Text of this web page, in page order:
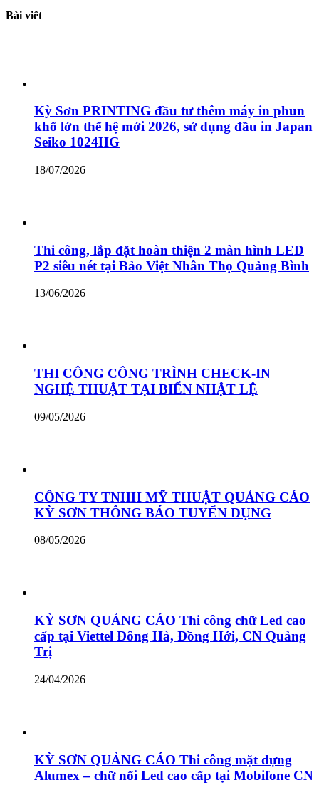
Bài viết
Kỳ Sơn PRINTING đầu tư thêm máy in phun
khổ lớn thế hệ mới 2026, sử dụng đầu in Japan
Seiko 1024HG
18/07/2026
Thi công, lắp đặt hoàn thiện 2 màn hình LED
P2 siêu nét tại Bảo Việt Nhân Thọ Quảng Bình
13/06/2026
THI CÔNG CÔNG TRÌNH CHECK-IN
NGHỆ THUẬT TẠI BIỂN NHẬT LỆ
09/05/2026
CÔNG TY TNHH MỸ THUẬT QUẢNG CÁO
KỲ SƠN THÔNG BÁO TUYỂN DỤNG
08/05/2026
KỲ SƠN QUẢNG CÁO Thi công chữ Led cao
cấp tại Viettel Đông Hà, Đồng Hới, CN Quảng
Trị
24/04/2026
KỲ SƠN QUẢNG CÁO Thi công mặt dựng
Alumex – chữ nổi Led cao cấp tại Mobifone CN